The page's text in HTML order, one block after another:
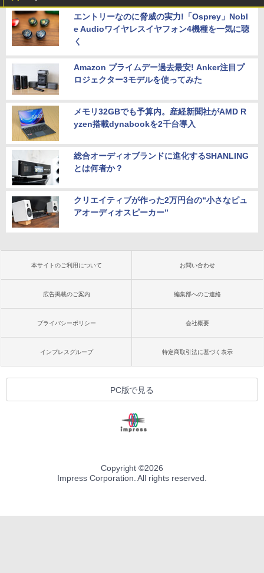
エントリーなのに脅威の実力!「Osprey」Nobl
e Audioワイヤレスイヤフォン4機種を一気に聴
く
Amazon プライムデー過去最安! Anker注目プ
ロジェクター3モデルを使ってみた
メモリ32GBでも予算内。産経新聞社がAMD R
yzen搭載dynabookを2千台導入
総合オーディオブランドに進化するSHANLING
とは何者か？
クリエイティブが作った2万円台の“小さなピュ
アオーディオスピーカー”
本サイトのご利用について お問い合わせ
広告掲載のご案内 編集部へのご連絡
プライバシーポリシー 会社概要
インプレスグループ 特定商取引法に基づく表示
PC版で見る
Copyright ©2026
Impress Corporation. All rights reserved.